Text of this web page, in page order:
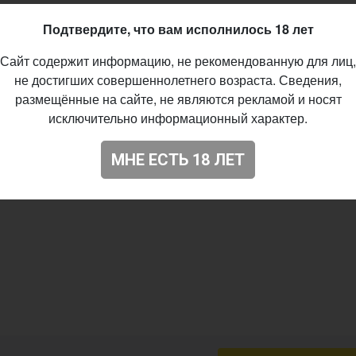
Подтвердите, что вам исполнилось 18 лет
Сайт содержит информацию, не рекомендованную для лиц,
не достигших совершеннолетнего возраста. Сведения,
размещённые на сайте, не являются рекламой и носят
исключительно информационный характер.
МНЕ ЕСТЬ 18 ЛЕТ